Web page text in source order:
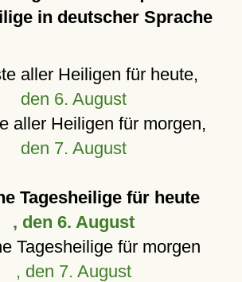
in deutscher Sprache
aller Heiligen für heute,
den 6. August
aller Heiligen für morgen,
den 7. August
Tagesheilige für heute
, den 6. August
Tagesheilige für morgen
, den 7. August